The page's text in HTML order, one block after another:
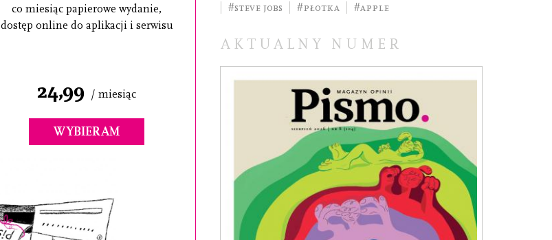
co miesiąc papierowe wydanie,
dostęp online do aplikacji i serwisu
24,99 / miesiąc
WYBIERAM
#Steve Jobs
#Płotka #Apple
AKTUALNY NUMER